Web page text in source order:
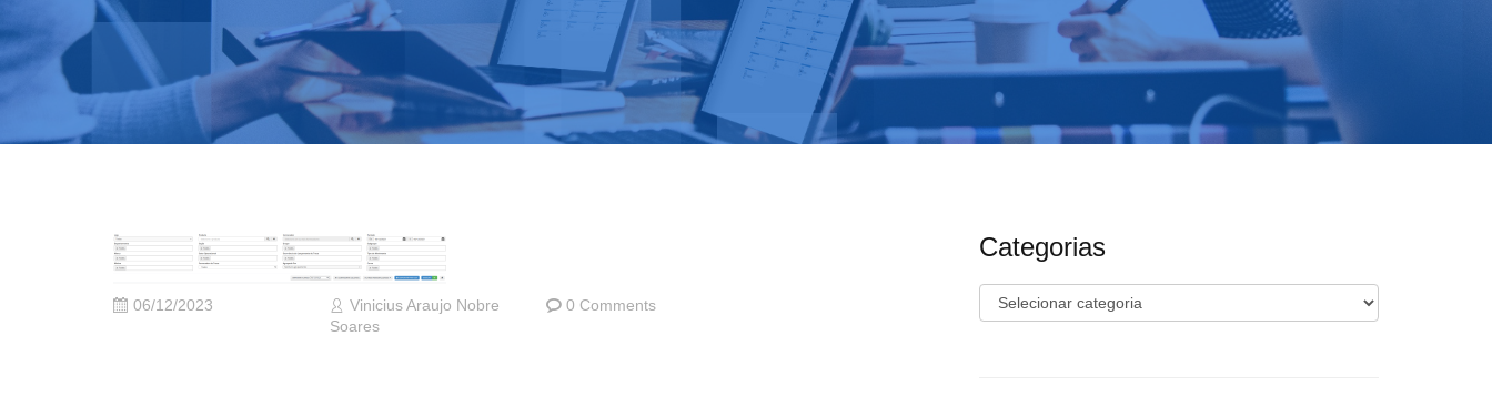
06/12/2023
Vinicius Araujo Nobre
Soares
0 Comments
Categorias
Categorias